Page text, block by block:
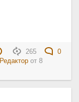
265
0
Редактор от8